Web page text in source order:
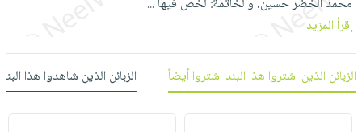
الحمية
المائدة
الأوعية
والتخزين
أدوات
العودة
اكسسوارات
كتب
اكسسوارات
بنود
مختارة
اشتراكات
كل
الاشتراكات
بحث
متقدم
محمد الخضر حسين، والخاتمة: لخص فيها...
إقرأ المزيد
الزبائن الذين اشتروا هذا البند اشتروا أيضاً الزبائن الذين شاهدوا هذا